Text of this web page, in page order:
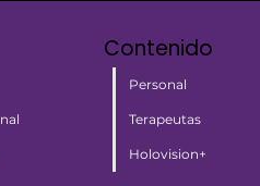
Contenido
Personal
Terapeutas
Holovision+